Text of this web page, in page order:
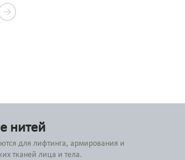
нитей
для лифтинга, армирования и
тканей лица и тела.